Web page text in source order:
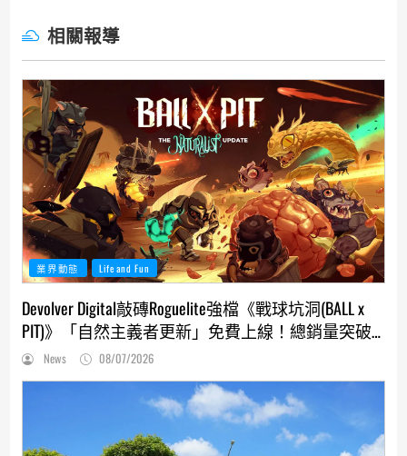
相關報導
業界動態 Life and Fun
Devolver Digital敲磚Roguelite強檔《戰球坑洞(BALL x
PIT)》「自然主義者更新」免費上線！總銷量突破
200萬份，遊戲史低66折熱銷中
News 08/07/2026